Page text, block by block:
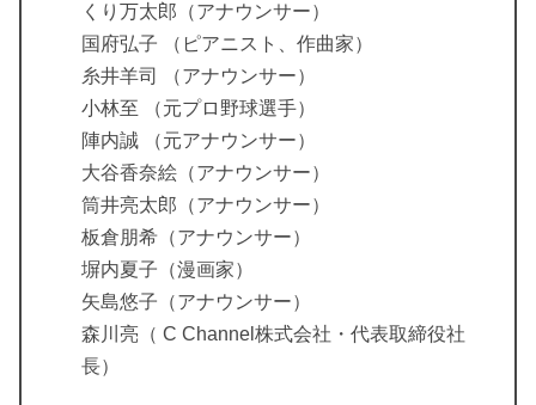
くり万太郎（アナウンサー）
国府弘子 （ピアニスト、作曲家）
糸井羊司 （アナウンサー）
小林至 （元プロ野球選手）
陣内誠 （元アナウンサー）
大谷香奈絵（アナウンサー）
筒井亮太郎（アナウンサー）
板倉朋希（アナウンサー）
塀内夏子（漫画家）
矢島悠子（アナウンサー）
森川亮（ C Channel株式会社・代表取締役社
長）